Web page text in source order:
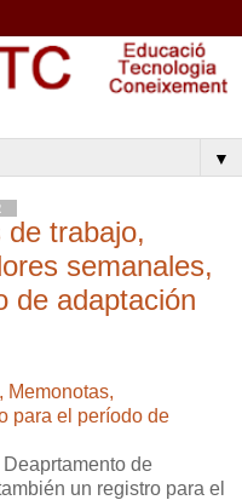
▼
de trabajo,
semanales,
de adaptación
Memonotas,
para el período de
de
un registro para el